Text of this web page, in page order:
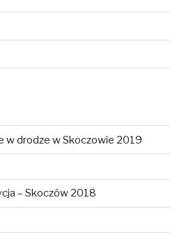
w drodze w Skoczowie 2019
– Skoczów 2018